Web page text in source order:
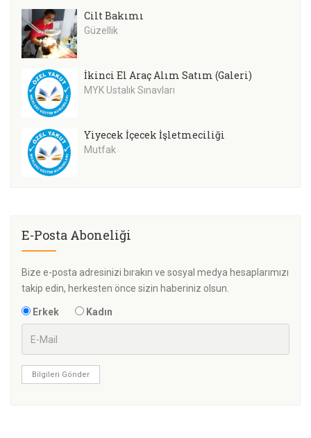
Cilt Bakımı
Güzellik
İkinci El Araç Alım Satım (Galeri)
MYK Ustalık Sınavları
Yiyecek İçecek İşletmeciliği
Mutfak
E-Posta Aboneliği
Bize e-posta adresinizi bırakın ve sosyal medya hesaplarımızı
takip edin, herkesten önce sizin haberiniz olsun.
Erkek Kadın
Bilgileri Gönder